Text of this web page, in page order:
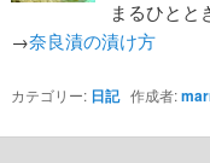
まるひとと
→奈良漬の漬け方
カテゴリー: 日記作成者: